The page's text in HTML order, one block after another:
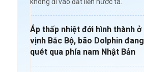
Áp thấp nhiệt đới hình thành ở
vịnh Bắc Bộ, bão Dolphin đang
quét qua phía nam Nhật Bản